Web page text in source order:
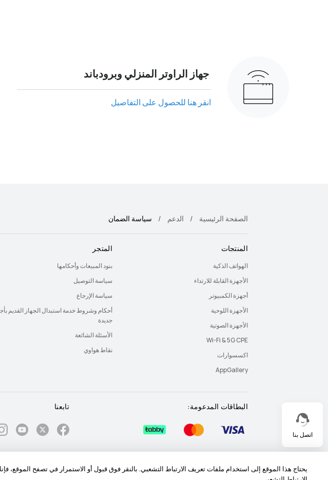
يحتاج هذا الموقع إلى استخدام ملفات تعريف الارتباط التشعبي. بالنقر فوق قبول أو الاستمرار في تصفح الموقع،
جهاز الراوتر المنزلي وبرودباند
انقر هنا للحصول على التفاصيل
اتصل بنا
الصفحة الرئيسية الدعم سياسة الضمان
المنتجات
الهواتف الذكية
الأجهزة القابلة للارتداء
أجهزة الكمبيوتر
الأجهزة اللوحية
الأجهزة الصوتية
Wi-Fi & 5G CPE
اكسسوارات
AppGallery
المتجر
بنود المبيعات وأحكامها
سياسة التوصيل
سياسة الإرجاع
أحكام وشروط خدمة استبدال الجهاز القديم
جديدة
الأسئلة الشائعة
نقاط هواوي
البطاقات المدعومة: تابعنا
خريطة الموقع شروط الاستخدام بيان الخصوصية الكوكيز